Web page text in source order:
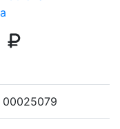
00025079